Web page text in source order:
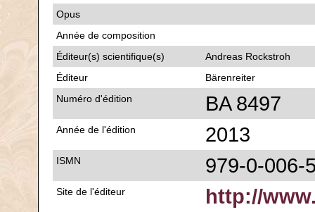
Opus
Année de composition
Éditeur(s) scientifique(s)
Andreas Rockstroh
Éditeur
Bärenreiter
Numéro d'édition
BA 8497
Année de l'édition 2013
ISMN 979-0-006-
Site de l'éditeur http://